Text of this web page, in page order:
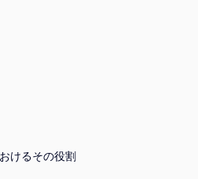
けるその役割